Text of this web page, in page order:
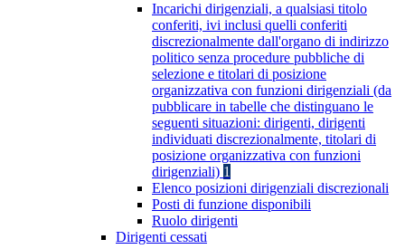
Incarichi dirigenziali, a qualsiasi titolo
conferiti, ivi inclusi quelli conferiti
discrezionalmente dall'organo di indirizzo
politico senza procedure pubbliche di
selezione e titolari di posizione
organizzativa con funzioni dirigenziali (da
pubblicare in tabelle che distinguano le
seguenti situazioni: dirigenti, dirigenti
individuati discrezionalmente, titolari di
posizione organizzativa con funzioni
dirigenziali) 1
Elenco posizioni dirigenziali discrezionali
Posti di funzione disponibili
Ruolo dirigenti
Dirigenti cessati